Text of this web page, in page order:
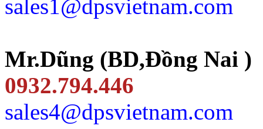
sales1@dpsvietnam.com
Mr.Dũng (BD,Đồng Nai )
0932.794.446
sales4@dpsvietnam.com